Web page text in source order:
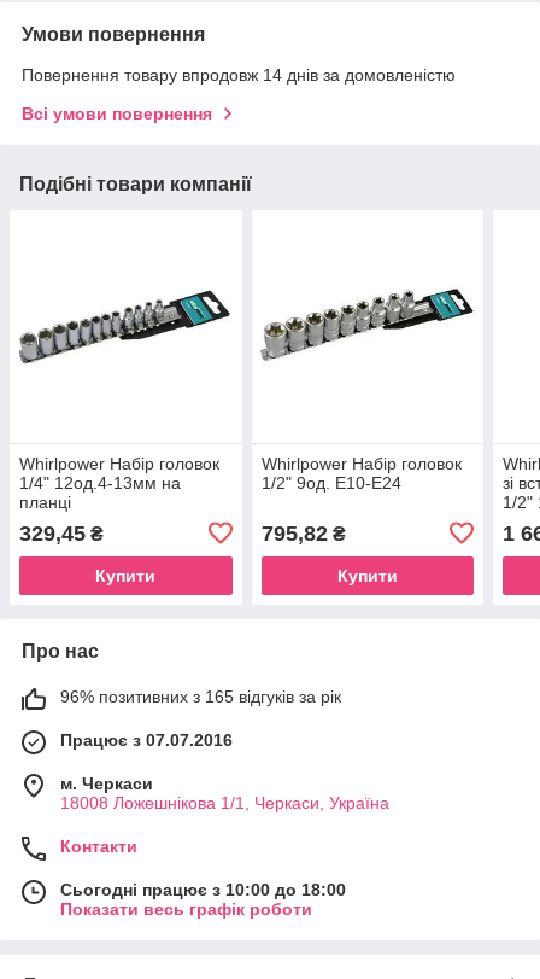
Умови повернення
Повернення товару впродовж 14 днів за домовленістю
Всі умови повернення
Подібні товари компанії
Whirlpower Набір головок
1/4" 12од.4-13мм на
планці
329,45 ₴
Купити
Whirlpower Набір головок
1/2" 9од. Е10-Е24
795,82₴
Купити
зі
1/2"
1
Про нас
96% позитивних з 165 відгуків за рік
Працює з 07.07.2016
м. Черкаси
18008 Ложешнікова 1/1, Черкаси, Україна
Контакти
Сьогодні працює з 10:00 до 18:00
Показати весь графік роботи